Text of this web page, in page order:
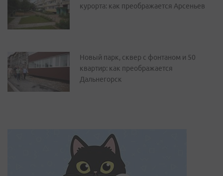
курорта: как преображается Арсеньев
Новый парк, сквер с фонтаном и 50
квартир: как преображается
Дальнегорск